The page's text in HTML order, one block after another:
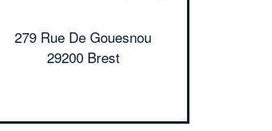
279 Rue De Gouesnou
29200 Brest
Vous êtes un
professionnel ?
vosmargestout en gagnant de